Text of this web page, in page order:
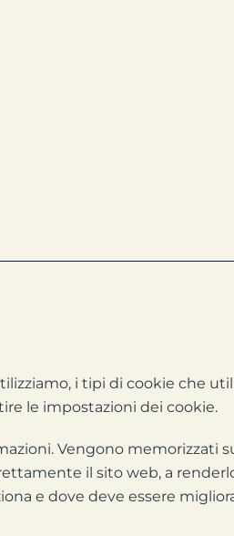
i tipi di cookie che
le impostazioni dei cookie.
Vengono memorizzati
il sito web, a
e dove deve essere